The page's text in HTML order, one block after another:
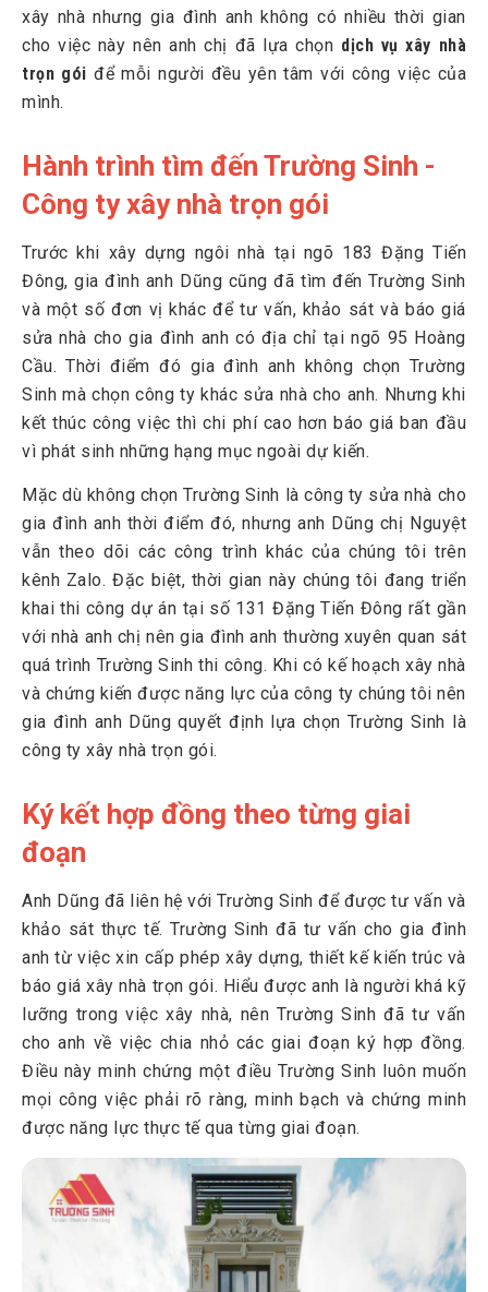
xây nhà nhưng gia đình anh không có nhiều thời gian
cho việc này nên anh chị đã lựa chọn dịch vụ xây nhà
trọn gói để mỗi người đều yên tâm với công việc của
mình.
Hành trình tìm đến Trường Sinh -
Công ty xây nhà trọn gói
Trước khi xây dựng ngôi nhà tại ngõ 183 Đặng Tiến
Đông, gia đình anh Dũng cũng đã tìm đến Trường Sinh
và một số đơn vị khác để tư vấn, khảo sát và báo giá
sửa nhà cho gia đình anh có địa chỉ tại ngõ 95 Hoàng
Cầu. Thời điểm đó gia đình anh không chọn Trường
Sinh mà chọn công ty khác sửa nhà cho anh. Nhưng khi
kết thúc công việc thì chi phí cao hơn báo giá ban đầu
vì phát sinh những hạng mục ngoài dự kiến.
Mặc dù không chọn Trường Sinh là công ty sửa nhà cho
gia đình anh thời điểm đó, nhưng anh Dũng chị Nguyệt
vẫn theo dõi các công trình khác của chúng tôi trên
kênh Zalo. Đặc biệt, thời gian này chúng tôi đang triển
khai thi công dự án tại số 131 Đặng Tiến Đông rất gần
với nhà anh chị nên gia đình anh thường xuyên quan sát
quá trình Trường Sinh thi công. Khi có kế hoạch xây nhà
và chứng kiến được năng lực của công ty chúng tôi nên
gia đình anh Dũng quyết định lựa chọn Trường Sinh là
công ty xây nhà trọn gói.
Ký kết hợp đồng theo từng giai
đoạn
Anh Dũng đã liên hệ với Trường Sinh để được tư vấn và
khảo sát thực tế. Trường Sinh đã tư vấn cho gia đình
anh từ việc xin cấp phép xây dựng, thiết kế kiến trúc và
báo giá xây nhà trọn gói. Hiểu được anh là người khá kỹ
lưỡng trong việc xây nhà, nên Trường Sinh đã tư vấn
cho anh về việc chia nhỏ các giai đoạn ký hợp đồng.
Điều này minh chứng một điều Trường Sinh luôn muốn
mọi công việc phải rõ ràng, minh bạch và chứng minh
được năng lực thực tế qua từng giai đoạn.